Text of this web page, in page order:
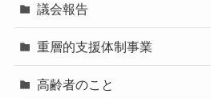
議会報告
重層的支援体制事業
高齢者のこと